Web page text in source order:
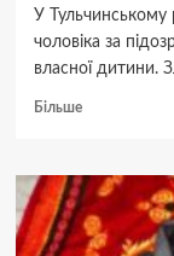
У Тульчинському
чоловіка за
власної дитини.
БільшеДокладніше
Вінниччині
батько
зґвалтував
17-